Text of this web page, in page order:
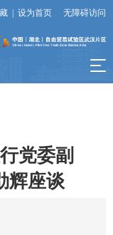
设为首页 无障碍访问
党委副
辉座谈